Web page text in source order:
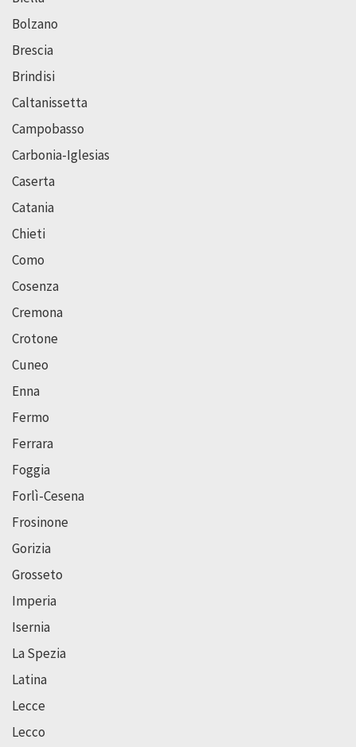
Bolzano
Brescia
Brindisi
Caltanissetta
Campobasso
Carbonia-Iglesias
Caserta
Catania
Chieti
Como
Cosenza
Cremona
Crotone
Cuneo
Enna
Fermo
Ferrara
Foggia
Forlì-Cesena
Frosinone
Gorizia
Grosseto
Imperia
Isernia
La Spezia
Latina
Lecce
Lecco